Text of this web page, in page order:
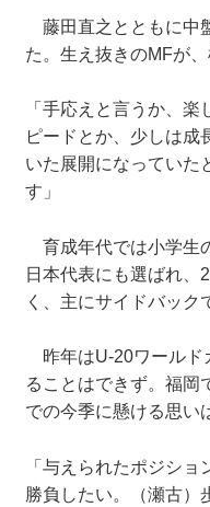
藤田直之とともに中
た。生え抜きのMFが
「手応えと言うか、
ピードとか、少しは成
いた展開になっていた
す」
育成年代では小学生
日本代表にも選ばれ、
く、主にサイドバック
昨年はU-20ワールド
ることはできず。福岡
での今季に懸ける思い
「与えられたポジシ
勝負したい。（瀬古）